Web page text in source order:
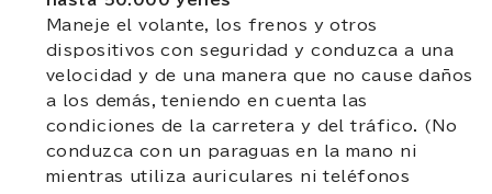
Maneje el volante, los frenos y otros
dispositivos con seguridad y conduzca a una
velocidad y de una manera que no cause daños
a los demás, teniendo en cuenta las
condiciones de la carretera y del tráfico. (No
conduzca con un paraguas en la mano ni
mientras utiliza auriculares ni teléfonos